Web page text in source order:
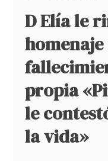
D Elía le
propia
le
la vida»